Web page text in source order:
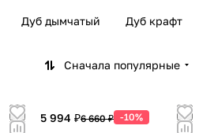
Дуб дымчатый Дуб крафт
Сначала популярные
5 994 ₽6 660 ₽ -10%